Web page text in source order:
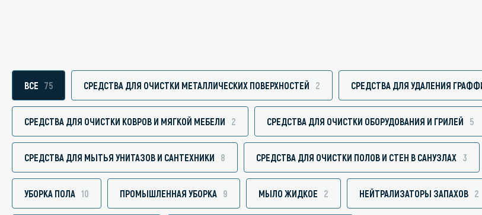
стрипперы
Средства для очистки бассейнов
Средства для очистки металлических
поверхностей
Средства для послестроительной уборки
Средства для удаления граффити и
пятноудалители
Средства для очистки ковров и мягкой мебели
Средства для
Средства для
Средства для
ВСЕ 75 СРЕДСТВА ДЛЯ ОЧИСТКИ МЕТАЛЛИЧЕСКИХ ПОВЕРХНОСТЕЙ 2 СРЕДСТВА ДЛЯ УДАЛЕНИЯ
СРЕДСТВА ДЛЯ ОЧИСТКИ КОВРОВ И МЯГКОЙ МЕБЕЛИ 2 СРЕДСТВА ДЛЯ ОЧИСТКИ ОБОРУДОВАНИЯ И ГРИЛЕЙ 5
СРЕДСТВА ДЛЯ МЫТЬЯ УНИТАЗОВ И САНТЕХНИКИ 8 СРЕДСТВА ДЛЯ ОЧИСТКИ ПОЛОВ И СТЕН В САНУЗЛАХ 3
УБОРКА ПОЛА 10 ПРОМЫШЛЕННАЯ УБОРКА 9 МЫЛО ЖИДКОЕ 2 НЕЙТРАЛИЗАТОРЫ ЗАПАХОВ 2